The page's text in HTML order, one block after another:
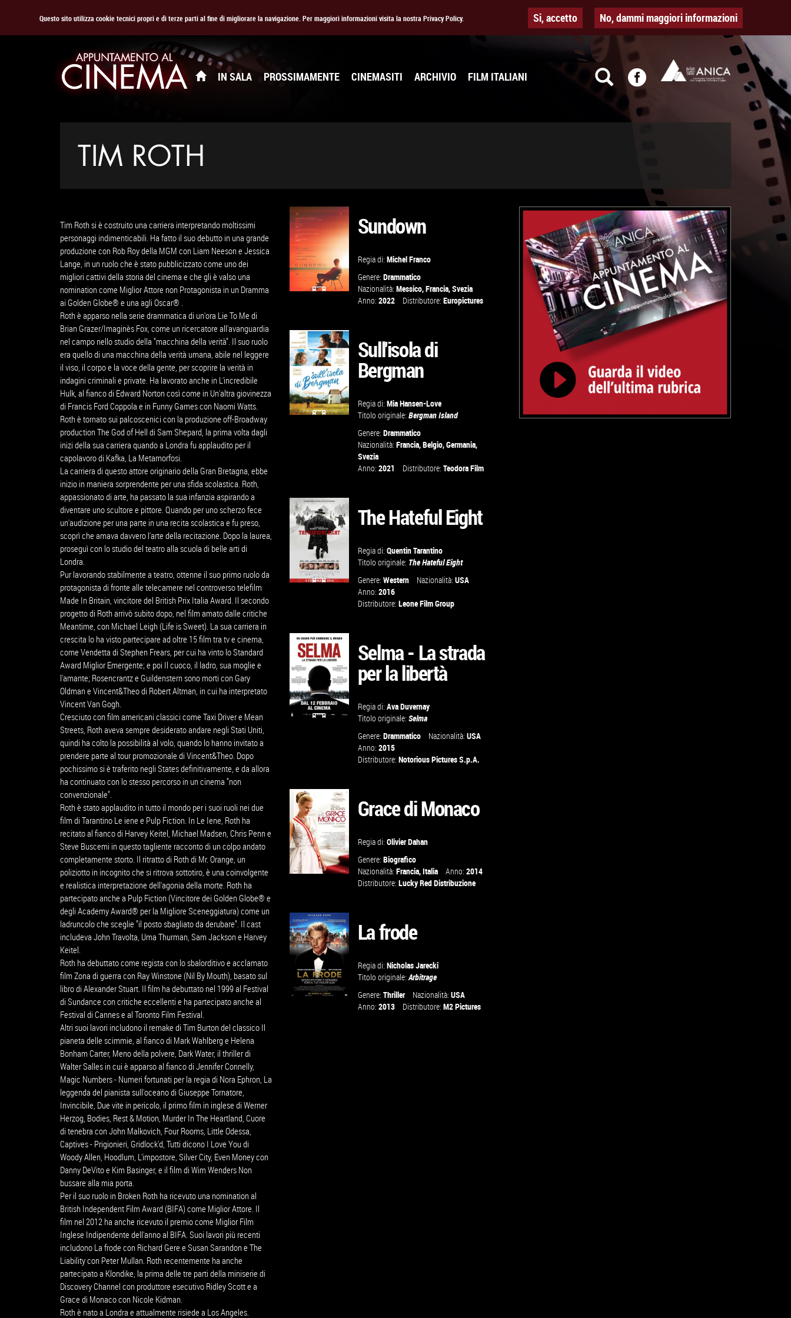
Questo sito utilizza cookie tecnici propri e di terze parti al fine di migliorare la navigazione. Per maggiori informazioni visita la nostra Privacy Policy. Si, accetto No, dammi maggiori informazioni
IN SALA PROSSIMAMENTE CINEMASITI ARCHIVIO FILM ITALIANI
TIM ROTH
Tim Roth si è costruito una carriera interpretando moltissimi
personaggi indimenticabili. Ha fatto il suo debutto in una grande
produzione con Rob Roy della MGM con Liam Neeson e Jessica
Lange, in un ruolo che è stato pubblicizzato come uno dei
migliori cattivi della storia del cinema e che gli è valso una
nomination come Miglior Attore non Protagonista in un Dramma
ai Golden Globe® e una agli Oscar® .
Roth è apparso nella serie drammatica di un'ora Lie To Me di
Brian Grazer/Imaginès Fox, come un ricercatore all'avanguardia
nel campo nello studio della "macchina della verità". Il suo ruolo
era quello di una macchina della verità umana, abile nel leggere
il viso, il corpo e la voce della gente, per scoprire la verità in
indagini criminali e private. Ha lavorato anche in L'incredibile
Hulk, al fianco di Edward Norton così come in Un'altra giovinezza
di Francis Ford Coppola e in Funny Games con Naomi Watts.
Roth è tornato sui palcoscenici con la produzione off-Broadway
production The God of Hell di Sam Shepard, la prima volta dagli
inizi della sua carriera quando a Londra fu applaudito per il
capolavoro di Kafka, La Metamorfosi.
La carriera di questo attore originario della Gran Bretagna, ebbe
inizio in maniera sorprendente per una sfida scolastica. Roth,
appassionato di arte, ha passato la sua infanzia aspirando a
diventare uno scultore e pittore. Quando per uno scherzo fece
un'audizione per una parte in una recita scolastica e fu preso,
scoprì che amava davvero l'arte della recitazione. Dopo la laurea,
proseguì con lo studio del teatro alla scuola di belle arti di
Londra.
Pur lavorando stabilmente a teatro, ottenne il suo primo ruolo da
protagonista di fronte alle telecamere nel controverso telefilm
Made In Britain, vincitore del British Prix Italia Award. Il secondo
progetto di Roth arrivò subito dopo, nel film amato dalle critiche
Meantime, con Michael Leigh (Life is Sweet). La sua carriera in
crescita lo ha visto partecipare ad oltre 15 film tra tv e cinema,
come Vendetta di Stephen Frears, per cui ha vinto lo Standard
Award Miglior Emergente; e poi Il cuoco, il ladro, sua moglie e
l'amante; Rosencrantz e Guildenstern sono morti con Gary
Oldman e Vincent&Theo di Robert Altman, in cui ha interpretato
Vincent Van Gogh.
Cresciuto con film americani classici come Taxi Driver e Mean
Streets, Roth aveva sempre desiderato andare negli Stati Uniti,
quindi ha colto la possibilità al volo, quando lo hanno invitato a
prendere parte al tour promozionale di Vincent&Theo. Dopo
pochissimo si è traferito negli States definitivamente, e da allora
ha continuato con lo stesso percorso in un cinema "non
convenzionale".
Roth è stato applaudito in tutto il mondo per i suoi ruoli nei due
film di Tarantino Le iene e Pulp Fiction. In Le Iene, Roth ha
recitato al fianco di Harvey Keitel, Michael Madsen, Chris Penn e
Steve Buscemi in questo tagliente racconto di un colpo andato
completamente storto. Il ritratto di Roth di Mr. Orange, un
poliziotto in incognito che si ritrova sottotiro, è una coinvolgente
e realistica interpretazione dell'agonia della morte. Roth ha
partecipato anche a Pulp Fiction (Vincitore dei Golden Globe® e
degli Academy Award® per la Migliore Sceneggiatura) come un
ladruncolo che sceglie "il posto sbagliato da derubare". Il cast
includeva John Travolta, Uma Thurman, Sam Jackson e Harvey
Keitel.
Roth ha debuttato come regista con lo sbalorditivo e acclamato
film Zona di guerra con Ray Winstone (Nil By Mouth), basato sul
libro di Alexander Stuart. Il film ha debuttato nel 1999 al Festival
di Sundance con critiche eccellenti e ha partecipato anche al
Festival di Cannes e al Toronto Film Festival.
Altri suoi lavori includono il remake di Tim Burton del classico Il
pianeta delle scimmie, al fianco di Mark Wahlberg e Helena
Bonham Carter, Meno della polvere, Dark Water, il thriller di
Walter Salles in cui è apparso al fianco di Jennifer Connelly,
Magic Numbers - Numeri fortunati per la regia di Nora Ephron, La
leggenda del pianista sull'oceano di Giuseppe Tornatore,
Invincibile, Due vite in pericolo, il primo film in inglese di Werner
Herzog, Bodies, Rest & Motion, Murder In The Heartland, Cuore
di tenebra con John Malkovich, Four Rooms, Little Odessa,
Captives - Prigionieri, Gridlock'd, Tutti dicono I Love You di
Woody Allen, Hoodlum, L'impostore, Silver City, Even Money con
Danny DeVito e Kim Basinger, e il film di Wim Wenders Non
bussare alla mia porta.
Per il suo ruolo in Broken Roth ha ricevuto una nomination al
British Independent Film Award (BIFA) come Miglior Attore. Il
film nel 2012 ha anche ricevuto il premio come Miglior Film
Inglese Indipendente dell'anno al BIFA. Suoi lavori più recenti
includono La frode con Richard Gere e Susan Sarandon e The
Liability con Peter Mullan. Roth recentemente ha anche
partecipato a Klondike, la prima delle tre parti della miniserie di
Discovery Channel con produttore esecutivo Ridley Scott e a
Grace di Monaco con Nicole Kidman.
Roth è nato a Londra e attualmente risiede a Los Angeles.
VAI ALLA
SCHEDA
Sundown
Regia di: Michel Franco
Genere: Drammatico
Nazionalità: Messico,Francia,Svezia
Anno: 2022 Distributore: Europictures
SCHEDA
Sull'isola di
Bergman
Regia di: Mia Hansen-Love
Titolo originale: Bergman Island
Genere: Drammatico
Nazionalità: Francia,Belgio,Germania,
Svezia
Anno: 2021 Distributore: Teodora Film
VAI ALLA
SCHEDA
The Hateful Eight
Regia di: Quentin Tarantino
Titolo originale: The Hateful Eight
Genere: Western Nazionalità: USA
Anno: 2016
Distributore: Leone Film Group
VAI ALLA
SCHEDA
Selma - La strada
per la libertà
Regia di: Ava Duvernay
Titolo originale: Selma
Genere: Drammatico Nazionalità: USA
Anno: 2015
Distributore: Notorious Pictures S.p.A.
VAI ALLA
SCHEDA
Grace di Monaco
Regia di: Olivier Dahan
Genere: Biografico
Nazionalità: Francia,Italia Anno: 2014
Distributore: Lucky Red Distribuzione
La frode
Regia di: Nicholas Jarecki
Titolo originale:Arbitrage
Genere: Thriller Nazionalità: USA
Anno: 2013 Distributore: M2 Pictures